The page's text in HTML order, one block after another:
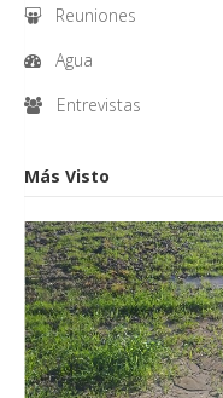
Reuniones
Agua
Entrevistas
Más Visto